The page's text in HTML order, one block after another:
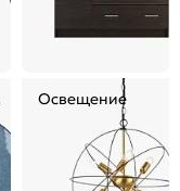
Освещение